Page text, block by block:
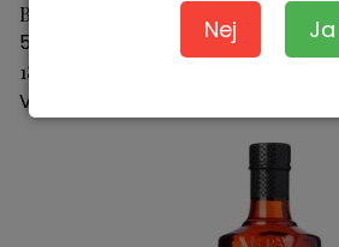
Nej Ja
Booze Dirty Cream Coffee & Bourbon
5745000196630
186,40 DKK
Vis produkt